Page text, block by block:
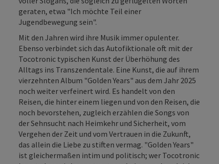
geraten, etwa "Ich möchte Teil einer
Jugendbewegung sein".
Mit den Jahren wird ihre Musik immer opulenter.
Ebenso verbindet sich das Autofiktionale oft mit der
Tocotronic typischen Kunst der Überhöhung des
Alltags ins Transzendentale. Eine Kunst, die auf ihrem
vierzehnten Album "Golden Years" aus dem Jahr 2025
noch weiter verfeinert wird. Es handelt von den
Reisen, die hinter einem liegen und von den Reisen, die
noch bevorstehen, zugleich erzählen die Songs von
der Sehnsucht nach Heimkehr und Sicherheit, vom
Vergehen der Zeit und vom Vertrauen in die Zukunft,
das allein die Liebe zu stiften vermag. "Golden Years"
ist gleichermaßen intim und politisch; wer Tocotronic